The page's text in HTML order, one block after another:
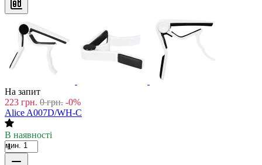
На запит
223 грн. 0 грн. -0%
Alice A007D/WH-C
В наявності
мин. 1